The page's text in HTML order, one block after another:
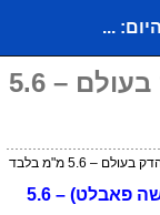
נכון להיום: הסמארטפון הדק בעולם – 5.6
– 5.6 מ"מ בלבד
נכון להיום: הסמארטפון הדק בעולם (למעשה פאבלט) – 5.6